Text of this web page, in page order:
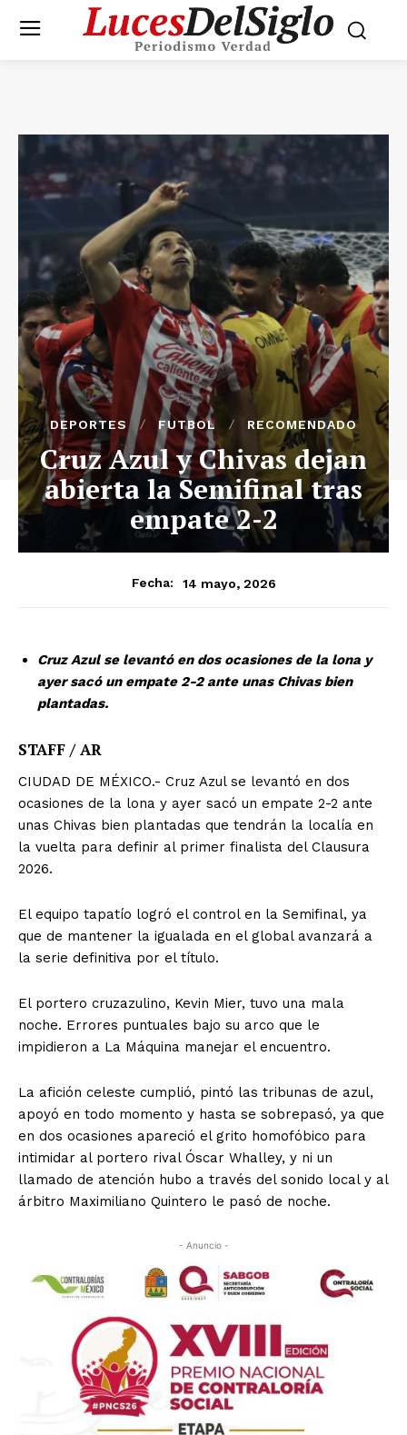
DEPORTES FUTBOL RECOMENDADO
Cruz Azul y Chivas dejan
abierta la Semifinal tras
empate 2-2
Fecha: 14 mayo, 2026
Cruz Azul se levantó en dos ocasiones de la lona y
ayer sacó un empate 2-2 ante unas Chivas bien
plantadas.
STAFF / AR
CIUDAD DE MÉXICO.- Cruz Azul se levantó en dos
ocasiones de la lona y ayer sacó un empate 2-2 ante
unas Chivas bien plantadas que tendrán la localía en
la vuelta para definir al primer finalista del Clausura
2026.
El equipo tapatío logró el control en la Semifinal, ya
que de mantener la igualada en el global avanzará a
la serie definitiva por el título.
El portero cruzazulino, Kevin Mier, tuvo una mala
noche. Errores puntuales bajo su arco que le
impidieron a La Máquina manejar el encuentro.
La afición celeste cumplió, pintó las tribunas de azul,
apoyó en todo momento y hasta se sobrepasó, ya que
en dos ocasiones apareció el grito homofóbico para
intimidar al portero rival Óscar Whalley, y ni un
llamado de atención hubo a través del sonido local y al
árbitro Maximiliano Quintero le pasó de noche.
- Anuncio -